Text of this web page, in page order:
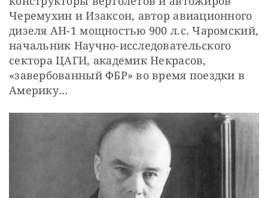
Черемухин и Изаксон, автор авиационного
дизеля АН-1 мощностью 900 л.с. Чаромский,
начальник Научно-исследовательского
сектора ЦАГИ, академик Некрасов,
«завербованный ФБР» во время поездки в
Америку…